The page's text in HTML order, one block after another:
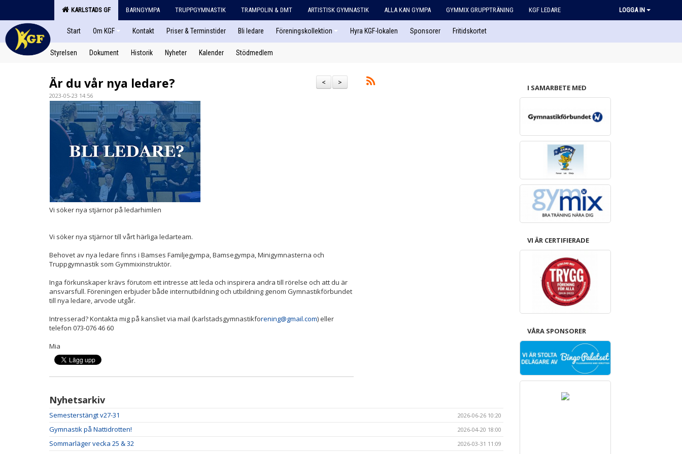
KARLSTADS GF BARNGYMPA TRUPPGYMNASTIK TRAMPOLIN & DMT ARTISTISK GYMNASTIK ALLA KAN GYMPA GYMMIX GRUPPTRÄNING KGF LEDARE LOGGA IN
Start Om KGF Kontakt Priser & Terminstider Bli ledare Föreningskollektion Hyra KGF-lokalen Sponsorer Fritidskortet
Styrelsen Dokument Historik Nyheter Kalender Stödmedlem
>
<
Är du vår nya ledare?
2023-05-23 14:56
Vi söker nya stjärnor på ledarhimlen
Vi söker nya stjärnor till vårt härliga ledarteam.
Behovet av nya ledare finns i Bamses Familjegympa, Bamsegympa, Minigymnasterna och
Truppgymnastik som Gymmixinstruktör.
Inga förkunskaper krävs förutom ett intresse att leda och inspirera andra till rörelse och att du är
ansvarsfull. Föreningen erbjuder både internutbildning och utbildning genom Gymnastikförbundet
till nya ledare, arvode utgår.
Intresserad? Kontakta mig på kansliet via mail (karlstadsgymnastikforening@gmail.com) eller
telefon 073-076 46 60
Mia
Nyhetsarkiv
Semesterstängt v27-31 2026-06-26 10:20
Gymnastik på Nattidrotten! 2026-04-20 18:00
Sommarläger vecka 25 & 32 2026-03-31 11:09
I SAMARBETE MED
VI ÄR CERTIFIERADE
VÅRA SPONSORER